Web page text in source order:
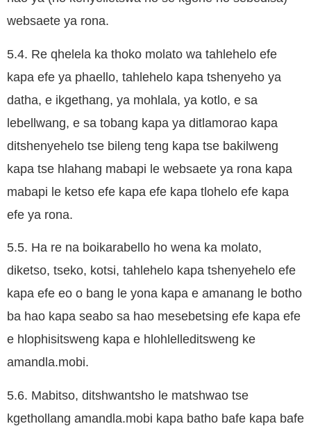
websaete ya rona.
5.4. Re qhelela ka thoko molato wa tahlehelo efe
kapa efe ya phaello, tahlehelo kapa tshenyeho ya
datha, e ikgethang, ya mohlala, ya kotlo, e sa
lebellwang, e sa tobang kapa ya ditlamorao kapa
ditshenyehelo tse bileng teng kapa tse bakilweng
kapa tse hlahang mabapi le websaete ya rona kapa
mabapi le ketso efe kapa efe kapa tlohelo efe kapa
efe ya rona.
5.5. Ha re na boikarabello ho wena ka molato,
diketso, tseko, kotsi, tahlehelo kapa tshenyehelo efe
kapa efe eo o bang le yona kapa e amanang le botho
ba hao kapa seabo sa hao mesebetsing efe kapa efe
e hlophisitsweng kapa e hlohlelleditsweng ke
amandla.mobi.
5.6. Mabitso, ditshwantsho le matshwao tse
kgethollang amandla.mobi kapa batho bafe kapa bafe